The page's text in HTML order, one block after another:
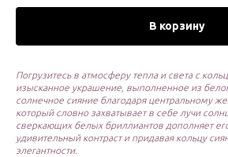
В корзину
Погрузитесь в атмосферу тепла и света с
изысканное украшение, выполненное из
солнечное сияние благодаря центральному
который словно захватывает в себе лучи
сверкающих белых бриллиантов дополняет
удивительный контраст и придавая кольцу
элегантности.